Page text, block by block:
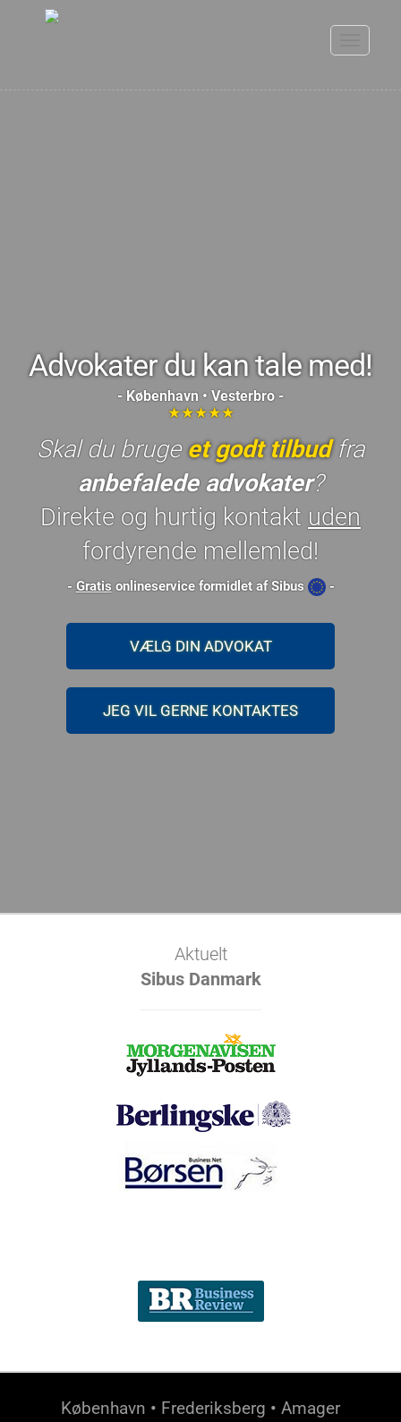
Advokater du kan tale med!
- København • Vesterbro -
★★★★★
Skal du brugeet godt tilbudfra
anbefalede advokater?
Direkte og hurtig kontakt uden
fordyrende mellemled!
- Gratisonlineservice formidlet af Sibus -
VÆLG DIN ADVOKAT
JEG VIL GERNE KONTAKTES
Aktuelt
Sibus Danmark
København • Frederiksberg • Amager